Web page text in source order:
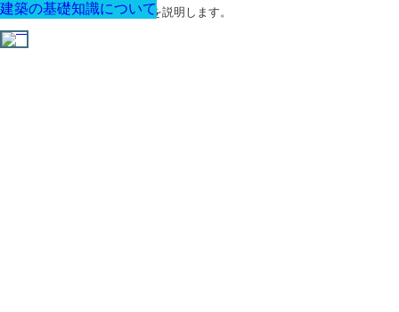
建築に関する用語と関連法令を説明します。
建築の基礎知識について
建築の基礎知識について
建築の基礎知識について
建築の基礎知識について
建築の基礎知識について
建築の基礎知識について
建築の基礎知識について